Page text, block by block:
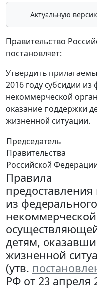
Актуальную
Правительство
постановляет:
Утвердить
2016 году субсидии
некоммерческой
оказание поддержки
жизненной ситуации.
Председатель
Правительства
Российской Федерации
Правила
предоставления
из
детям,
жизненной
(утв.
РФ от 23 апреля